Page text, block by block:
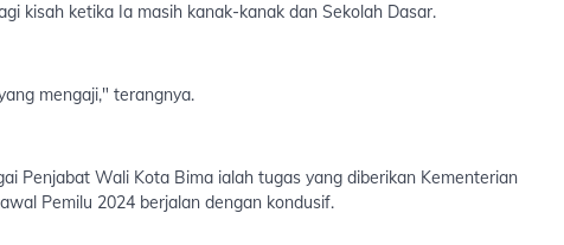
kisah ketika Ia masih kanak-kanak dan Sekolah Dasar.
mengaji," terangnya.
Penjabat Wali Kota Bima ialah tugas yang diberikan Kementerian
Pemilu 2024 berjalan dengan kondusif.